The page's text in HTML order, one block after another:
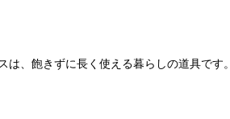
、飽きずに長く使える暮らしの道具です。